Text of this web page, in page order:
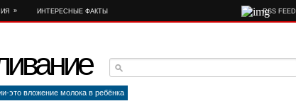
» ИНТЕРЕСНЫЕ ФАКТЫ RSS FEED
это вложение молока в ребёнка